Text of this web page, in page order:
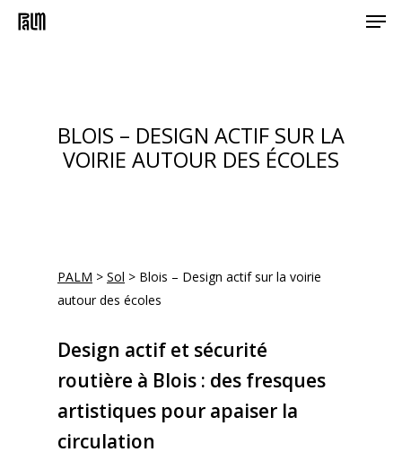
Skip
BLOIS – DESIGN ACTIF SUR LA
VOIRIE AUTOUR DES ÉCOLES
PALM > Sol > Blois – Design actif sur la voirie
autour des écoles
Design actif et sécurité
routière à Blois : des fresques
artistiques pour apaiser la
circulation